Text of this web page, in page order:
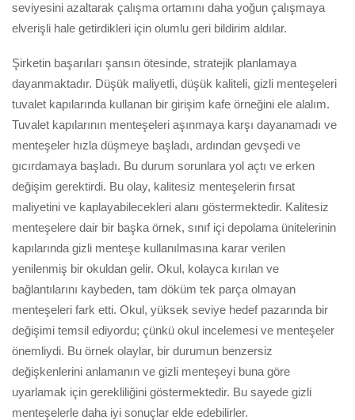
seviyesini azaltarak çalışma ortamını daha yoğun çalışmaya
elverişli hale getirdikleri için olumlu geri bildirim aldılar.
Şirketin başarıları şansın ötesinde, stratejik planlamaya
dayanmaktadır. Düşük maliyetli, düşük kaliteli, gizli menteşeleri
tuvalet kapılarında kullanan bir girişim kafe örneğini ele alalım.
Tuvalet kapılarının menteşeleri aşınmaya karşı dayanamadı ve
menteşeler hızla düşmeye başladı, ardından gevşedi ve
gıcırdamaya başladı. Bu durum sorunlara yol açtı ve erken
değişim gerektirdi. Bu olay, kalitesiz menteşelerin fırsat
maliyetini ve kaplayabilecekleri alanı göstermektedir. Kalitesiz
menteşelere dair bir başka örnek, sınıf içi depolama ünitelerinin
kapılarında gizli menteşe kullanılmasına karar verilen
yenilenmiş bir okuldan gelir. Okul, kolayca kırılan ve
bağlantılarını kaybeden, tam döküm tek parça olmayan
menteşeleri fark etti. Okul, yüksek seviye hedef pazarında bir
değişimi temsil ediyordu; çünkü okul incelemesi ve menteşeler
önemliydi. Bu örnek olaylar, bir durumun benzersiz
değişkenlerini anlamanın ve gizli menteşeyi buna göre
uyarlamak için gerekliliğini göstermektedir. Bu sayede gizli
menteşelerle daha iyi sonuçlar elde edebilirler.